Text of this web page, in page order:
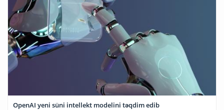
OpenAI yeni süni intellekt modelini təqdim edib